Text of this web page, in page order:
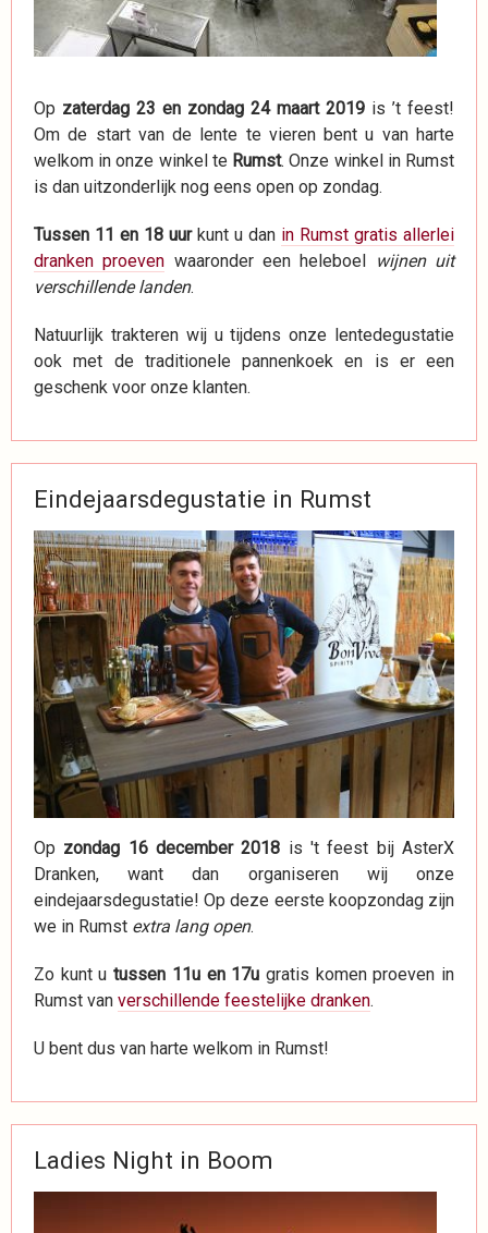
Op zaterdag 23 en zondag 24 maart 2019 is ’t feest!
Om de start van de lente te vieren bent u van harte
welkom in onze winkel te Rumst. Onze winkel in Rumst
is dan uitzonderlijk nog eens open op zondag.
Tussen 11 en 18 uurkunt u dan in Rumst gratis allerlei
dranken proeven waaronder een heleboel wijnen uit
verschillende landen.
Natuurlijk trakteren wij u tijdens onze lentedegustatie
ook met de traditionele pannenkoek en is er een
geschenk voor onze klanten.
Eindejaarsdegustatie in Rumst
Op zondag 16 december 2018 is 't feest bij AsterX
Dranken, want dan organiseren wij onze
eindejaarsdegustatie! Op deze eerste koopzondag zijn
we in Rumst extra lang open.
Zo kunt utussen 11u en 17u gratis komen proeven in
Rumst van verschillende feestelijke dranken.
U bent dus van harte welkom in Rumst!
Ladies Night in Boom